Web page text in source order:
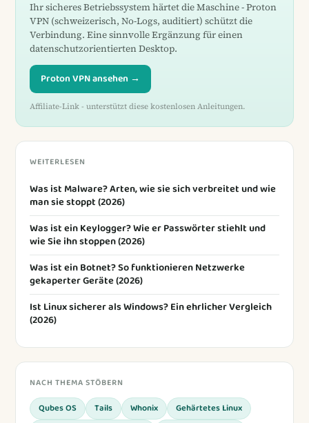
Ihr sicheres Betriebssystem härtet die Maschine - Proton
VPN (schweizerisch, No-Logs, auditiert) schützt die
Verbindung. Eine sinnvolle Ergänzung für einen
datenschutzorientierten Desktop.
Proton VPN ansehen →
Affiliate-Link - unterstützt diese kostenlosen Anleitungen.
WEITERLESEN
Was ist Malware? Arten, wie sie sich verbreitet und wie
man sie stoppt (2026)
Was ist ein Keylogger? Wie er Passwörter stiehlt und
wie Sie ihn stoppen (2026)
Was ist ein Botnet? So funktionieren Netzwerke
gekaperter Geräte (2026)
Ist Linux sicherer als Windows? Ein ehrlicher Vergleich
(2026)
NACH THEMA STÖBERN
Qubes OS Tails Whonix
Gehärtetes Linux